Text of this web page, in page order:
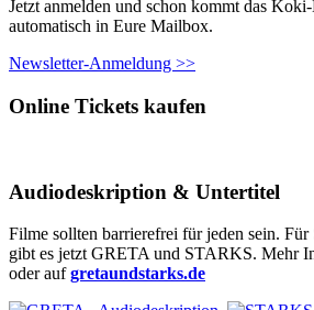
Jetzt anmelden und schon kommt das
automatisch in Eure Mailbox.
Newsletter-Anmeldung >>
Online Tickets kaufen
Audiodeskription & Untertitel
Filme sollten barrierefrei für jeden sein.
gibt es jetzt GRETA und STARKS. Mehr
oder aufgretaundstarks.de